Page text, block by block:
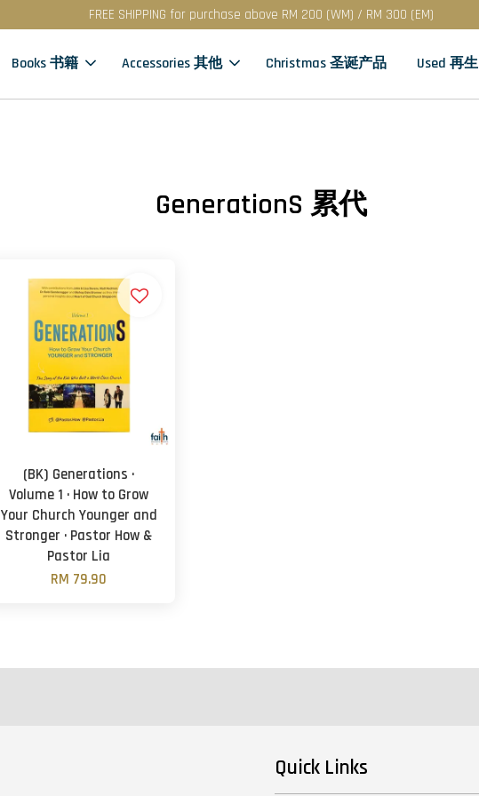
FREE SHIPPING for purchase above RM 200 (WM) / RM 300 (EM)
Books 书籍 Accessories 其他 Christmas 圣诞产品 Used 再生
GenerationS 累代
(BK) Generations ·
Volume 1 · How to Grow
Your Church Younger and
Stronger · Pastor How &
Pastor Lia
RM 79.90
Quick Links